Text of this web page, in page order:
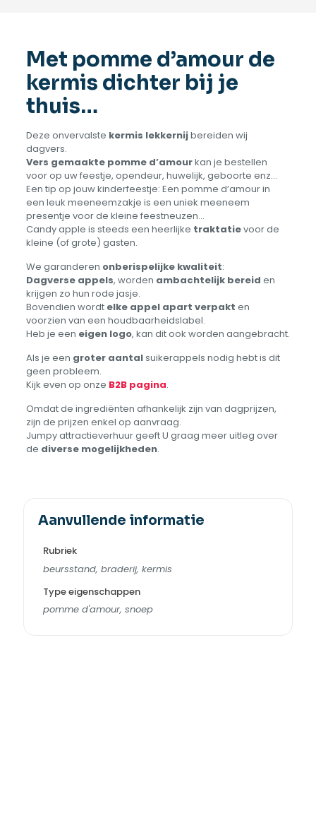
Met pomme d’amour de
kermis dichter bij je
thuis…
Deze onvervalste kermis lekkernijbereiden wij
dagvers.
Vers gemaakte pomme d’amourkan je bestellen
voor op uw feestje, opendeur, huwelijk, geboorte enz…
Een tip op jouw kinderfeestje: Een pomme d’amour in
een leuk meeneemzakje is een uniek meeneem
presentje voor de kleine feestneuzen…
Candy apple is steeds een heerlijke traktatievoor de
kleine (of grote) gasten.
We garanderen onberispelijke kwaliteit:
Dagverse appels, worden ambachtelijk bereid en
krijgen zo hun rode jasje.
Bovendien wordt elke appel apart verpakt en
voorzien van een houdbaarheidslabel.
Heb je een eigen logo, kan dit ook worden aangebracht.
Als je een groter aantalsuikerappels nodig hebt is dit
geen probleem.
Kijk even op onze B2B pagina.
Omdat de ingrediënten afhankelijk zijn van dagprijzen,
zijn de prijzen enkel op aanvraag.
Jumpy attractieverhuur geeft U graag meer uitleg over
de diverse mogelijkheden.
Aanvullende informatie
Rubriek
beursstand, braderij, kermis
Type eigenschappen
pomme d'amour, snoep